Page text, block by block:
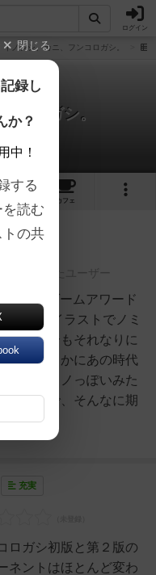
ログイン
イノシシ、カニ、フンコロガシ。
コロガシ。
カフェ
充実
設定されたユーザー
ボードゲームアワード
っぽいイラストでノミ
ム。自分もそれなりに
トはたしかにあの時代
自体はウノっぽいみた
いたので、そんなに期
充実
ロガシ初版と第２版の
ネントはほとんど変わ
閉じる
録し
か？
中！
する
読む
トの共